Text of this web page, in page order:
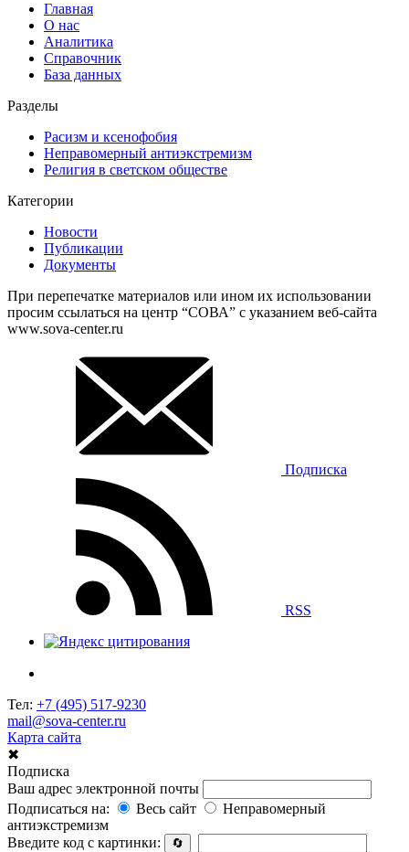
Главная
О нас
Аналитика
Справочник
База данных
Разделы
Расизм и ксенофобия
Неправомерный антиэкстремизм
Религия в светском обществе
Категории
Новости
Публикации
Документы
При перепечатке материалов или ином их использовании
просим ссылаться на центр “СОВА” с указанием веб-сайта
www.sova-center.ru
Подписка
RSS
Тел: +7 (495) 517-9230
mail@sova-center.ru
Карта сайта
✖
Подписка
Ваш адрес электронной почты
Подписаться на:
Весь сайт
Неправомерный
антиэкстремизм
Введите код с картинки:
🔄